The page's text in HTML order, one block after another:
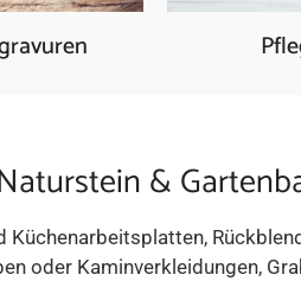
&
oder Kaminverkleidungen,